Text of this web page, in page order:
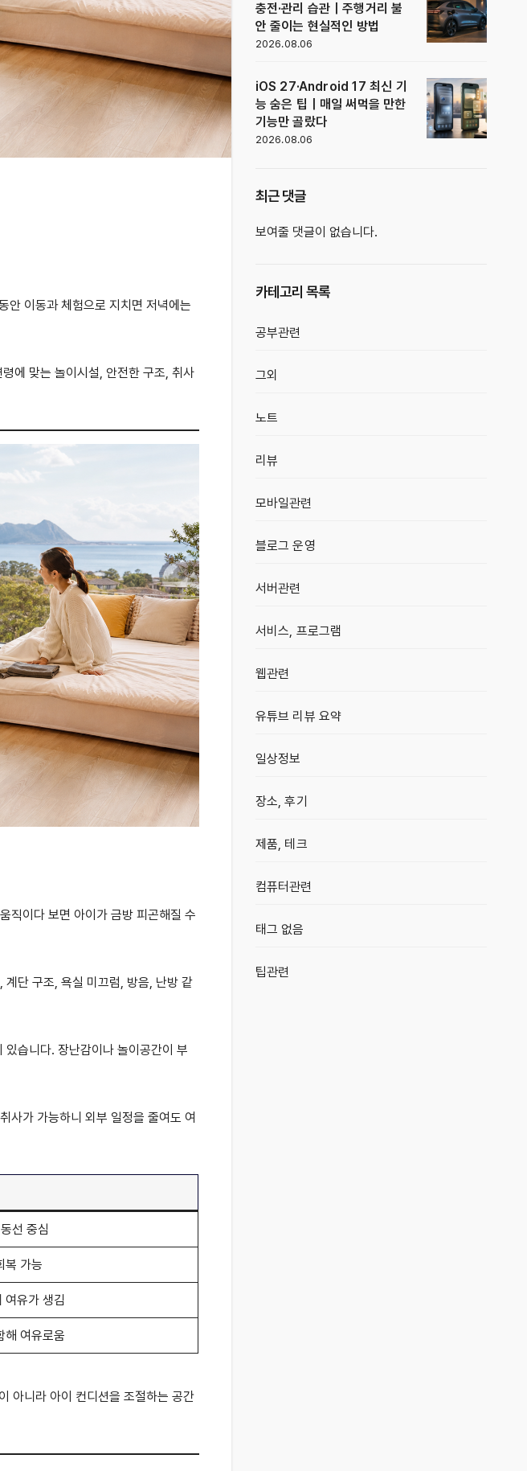
안 이동과 체험으로 지치면 저녁에는
에 맞는 놀이시설, 안전한 구조, 취사
직이다 보면 아이가 금방 피곤해질 수
단 구조, 욕실 미끄럼, 방음, 난방 같
습니다. 장난감이나 놀이공간이 부
사가 가능하니 외부 일정을 줄여도 여
선 중심
복 가능
여유가 생김
해 여유로움
아니라 아이 컨디션을 조절하는 공간
충전·관리 습관｜주행거리 불
안 줄이는 현실적인 방법
2026.08.06
iOS 27·Android 17 최신 기
능 숨은 팁｜매일 써먹을 만한
기능만 골랐다
2026.08.06
최근 댓글
보여줄 댓글이 없습니다.
카테고리 목록
공부관련
그외
노트
리뷰
모바일관련
블로그 운영
서버관련
서비스, 프로그램
웹관련
유튜브 리뷰 요약
일상정보
장소, 후기
제품, 테크
컴퓨터관련
태그 없음
팁관련